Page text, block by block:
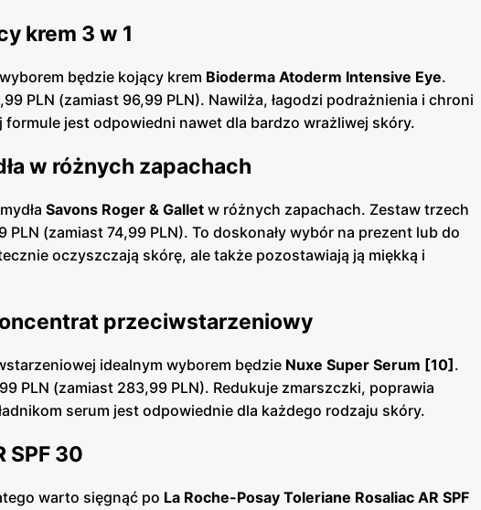
krem 3 w 1
będzie kojący krem Bioderma Atoderm Intensive Eye.
PLN (zamiast 96,99 PLN). Nawilża, łagodzi podrażnienia i chroni
jest odpowiedni nawet dla bardzo wrażliwej skóry.
w różnych zapachach
Savons Roger & Gallet w różnych zapachach. Zestaw trzech
(zamiast 74,99 PLN). To doskonały wybór na prezent lub do
oczyszczają skórę, ale także pozostawiają ją miękką i
przeciwstarzeniowy
idealnym wyborem będzie Nuxe Super Serum [10] .
PLN (zamiast 283,99 PLN). Redukuje zmarszczki, poprawia
serum jest odpowiednie dla każdego rodzaju skóry.
SPF 30
warto sięgnąć po La Roche-Posay Toleriane Rosaliac AR SPF